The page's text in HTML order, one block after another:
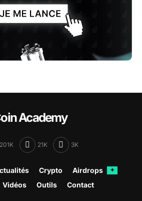
Academy
201K 21K 3K
Crypto Airdrops ✦
Vidéos Outils Contact